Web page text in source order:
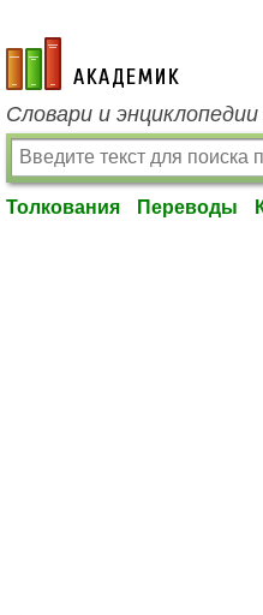
academic.ru
Словари и
Толкования Переводы